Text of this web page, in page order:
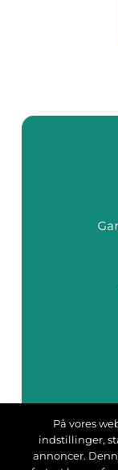
På vores
indstillinger,
annoncer.